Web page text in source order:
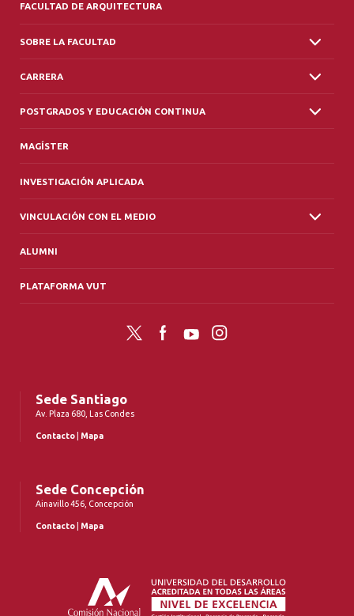
FACULTAD DE ARQUITECTURA
SOBRE LA FACULTAD
CARRERA
POSTGRADOS Y EDUCACIÓN CONTINUA
MAGÍSTER
INVESTIGACIÓN APLICADA
VINCULACIÓN CON EL MEDIO
ALUMNI
PLATAFORMA VUT
Twitter FacebookYouTubeInstagram
Sede Santiago
Av. Plaza 680, Las Condes
Contacto Mapa
Sede Concepción
Ainavillo 456, Concepción
Contacto Mapa